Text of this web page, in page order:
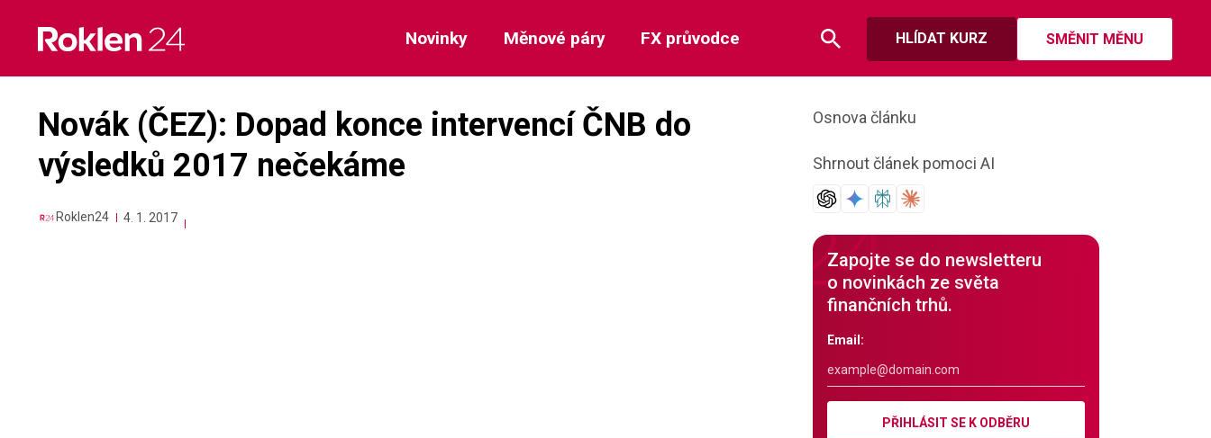
content
HLÍDAT KURZ SMĚNIT MĚNU
Novinky Měnové páry FX průvodce
Novák (ČEZ): Dopad konce intervencí ČNB do
výsledků 2017 nečekáme
Roklen24 4. 1. 2017
Osnova článku
Shrnout článek pomoci AI
Zapojte se do newsletteru
o novinkách ze světa
finančních trhů.
Email:
PŘIHLÁSIT SE K ODBĚRU